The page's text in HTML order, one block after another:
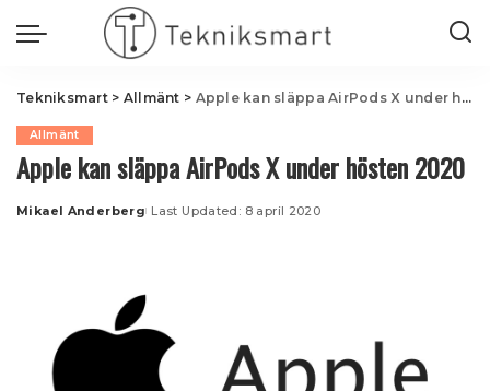
Tekniksmart> Allmänt > Apple kan släppa AirPods X under hösten 2020
Allmänt
Apple kan släppa AirPods X under hösten 2020
Posted
Mikael Anderberg Last Updated: 8 april 2020